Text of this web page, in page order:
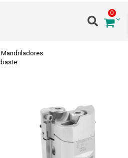
0
Mandriladores